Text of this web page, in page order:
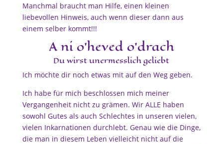
Manchmal braucht man Hilfe, einen kleinen
liebevollen Hinweis, auch wenn dieser dann aus
einem selber kommt!!!
A nio’hevedo’drach
Du wirst unermesslich geliebt
Ich möchte dir noch etwas mit auf den Weg geben.
Ich habe für mich beschlossen mich meiner
Vergangenheit nicht zu grämen. Wir ALLE haben
sowohl Gutes als auch Schlechtes in unseren vielen,
vielen Inkarnationen durchlebt. Genau wie die Dinge,
die man in diesem Leben vielleicht nicht auf die